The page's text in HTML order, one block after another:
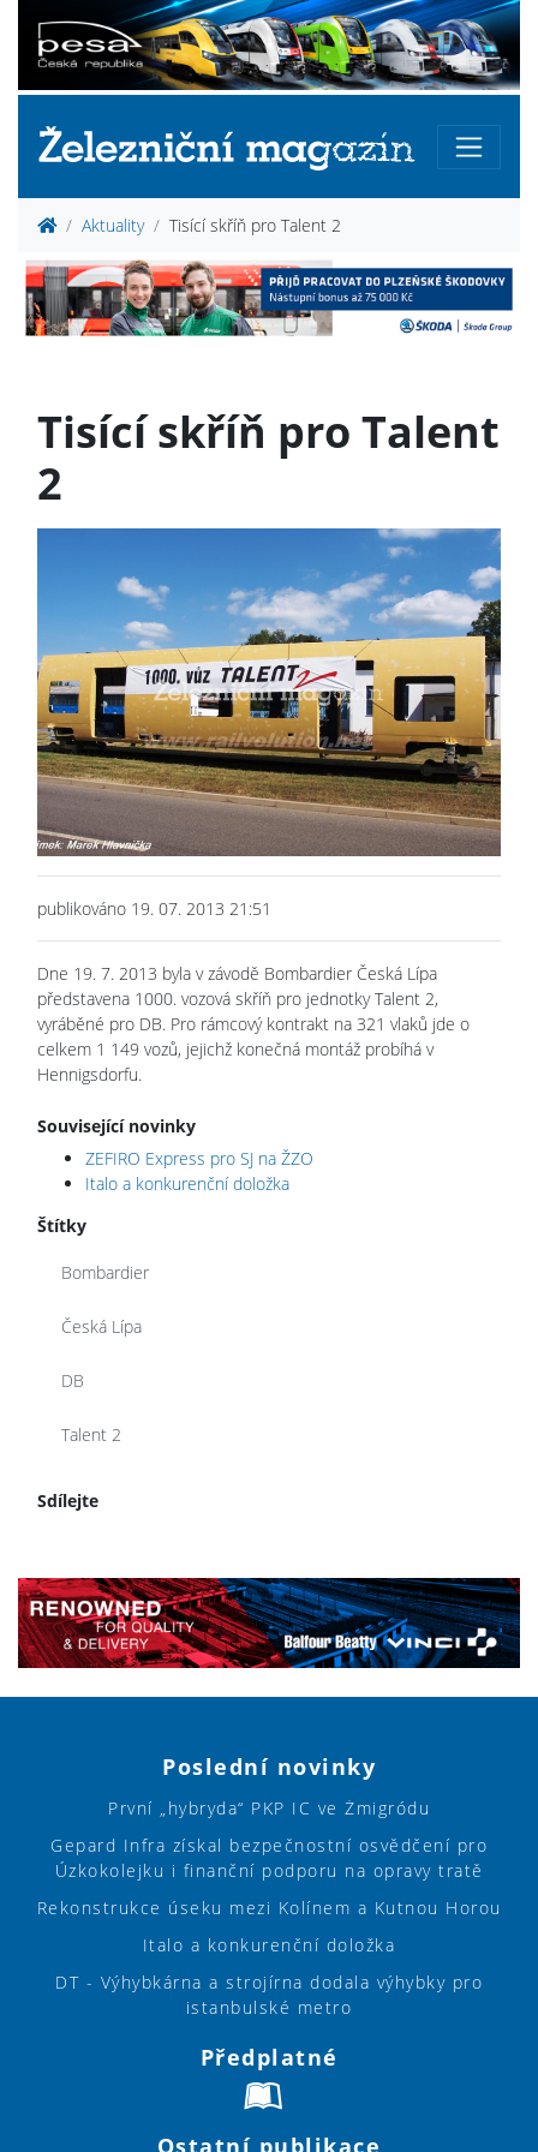
Aktuality Tisící skříň pro Talent 2
Tisící skříň pro Talent
2
publikováno 19. 07. 2013 21:51
Dne 19. 7. 2013 byla v závodě Bombardier Česká Lípa
představena 1000. vozová skříň pro jednotky Talent 2,
vyráběné pro DB. Pro rámcový kontrakt na 321 vlaků jde o
celkem 1 149 vozů, jejichž konečná montáž probíhá v
Hennigsdorfu.
Související novinky
ZEFIRO Express pro SJ na ŽZO
Italo a konkurenční doložka
Štítky
Bombardier
Česká Lípa
DB
Talent 2
Sdílejte
Poslední novinky
První „hybryda“ PKP IC ve Żmigródu
Gepard Infra získal bezpečnostní osvědčení pro
Úzkokolejku i finanční podporu na opravy tratě
Rekonstrukce úseku mezi Kolínem a Kutnou Horou
Italo a konkurenční doložka
DT - Výhybkárna a strojírna dodala výhybky pro
istanbulské metro
Předplatné
Ostatní publikace